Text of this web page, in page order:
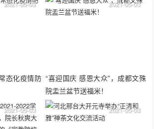
态化疫情防
2021-05-03
“喜迎国庆 感恩大众”，成都文殊
院盂兰盆节送福米！
2021-05-03
2021-05-03 2021-05-03